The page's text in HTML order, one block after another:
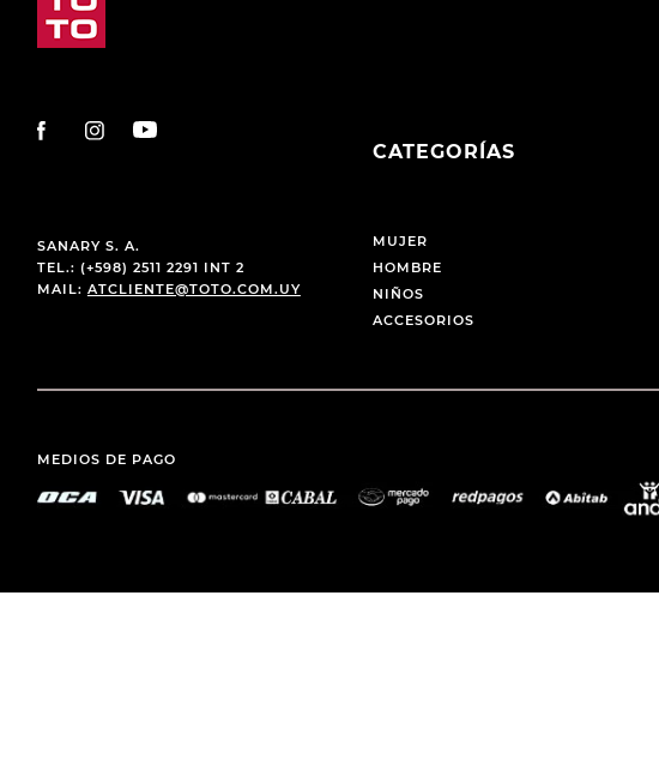
SANARY S. A.
TEL.: (+598) 2511 2291 INT 2
MAIL: ATCLIENTE@TOTO.COM.UY
CATEGORÍAS
MUJER
HOMBRE
NIÑOS
ACCESORIOS
MEDIOS DE PAGO